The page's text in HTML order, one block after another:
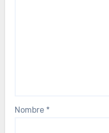
Nombre *